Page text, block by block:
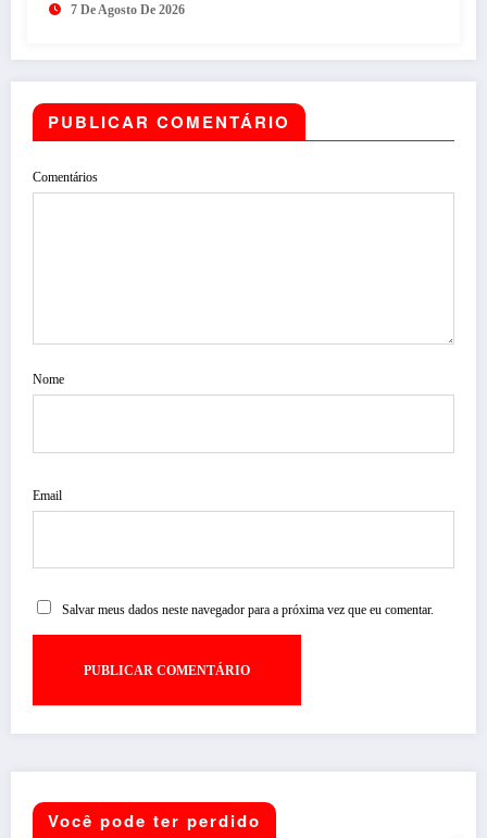
7 De Agosto De 2026
PUBLICAR COMENTÁRIO
Comentários
Nome
Email
Salvar meus dados neste navegador para a próxima vez que eu comentar.
Você pode ter perdido